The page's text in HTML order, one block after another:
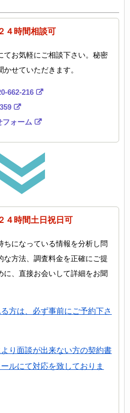
４時間相談可
てお気軽にご相談下さい。秘密
せていただきます。
662-216
フォーム
時間土日祝日可
ちになっている情報を分析し問
な方法、調査料金を正確にご提
に、直接お会いして詳細をお聞
方は、必ず事前にご予約下さ
り面談が出来ない方の契約書
ルにて対応を致しておりま